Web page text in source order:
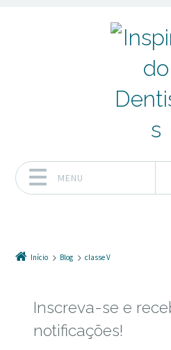
MENU
Início Blog classe V
Inscreva-se e
notificações!